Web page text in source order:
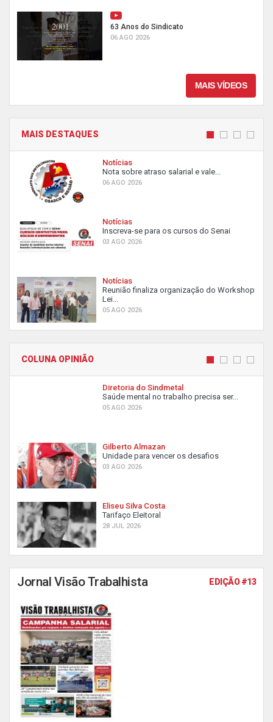
63 Anos do Sindicato
06 AGO 2026
MAIS VÍDEOS
MAIS DESTAQUES
Notícias
Nota sobre atraso salarial e vale...
06 AGO 2026
Notícias
Inscreva-se para os cursos do Senai
03 AGO 2026
Notícias
Reunião finaliza organização do Workshop
Lei...
05 AGO 2026
COLUNA OPINIÃO
Diretoria do Sindmetal
Saúde mental no trabalho precisa ser...
05 AGO 2026
Gilberto Almazan
Unidade para vencer os desafios
03 AGO 2026
Eliseu Silva Costa
Tarifaço Eleitoral
28 JUL 2026
Jornal Visão Trabalhista EDIÇÃO #13